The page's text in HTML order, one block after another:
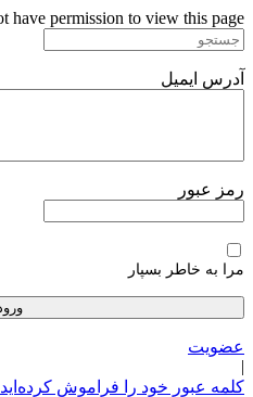
پرش
به
have permission to view this page.
آدرس ایمیل
رمز عبور
مرا به خاطر بسپار
عضویت
|
کلمه عبور خود را فراموش